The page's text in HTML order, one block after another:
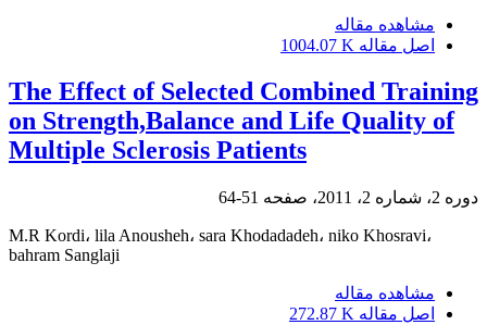
مشاهده مقاله
اصل مقاله 1004.07 K
The Effect of Selected Combined Training
on Strength,Balance and Life Quality of
Multiple Sclerosis Patients
دوره 2، شماره 2، 2011، صفحه 51-64
M.R Kordi، lila Anousheh، sara Khodadadeh، niko Khosravi،
bahram Sanglaji
مشاهده مقاله
اصل مقاله 272.87 K